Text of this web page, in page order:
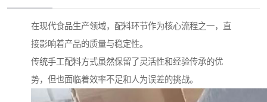
在现代食品生产领域，配料环节作为核心流程之一，直
接影响着产品的质量与稳定性。
传统手工配料方式虽然保留了灵活性和经验传承的优
势，但也面临着效率不足和人为误差的挑战。